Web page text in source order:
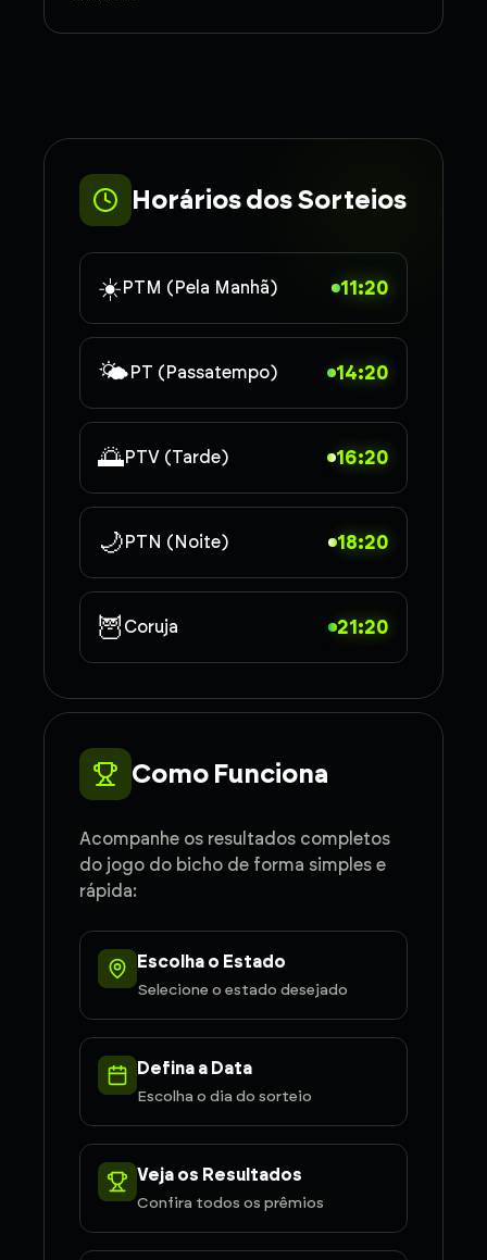
Horários dos Sorteios
☀️PTM (Pela Manhã) 11:20
🌤️PT (Passatempo) 14:20
🌅PTV (Tarde) 16:20
🌙PTN (Noite) 18:20
🦉 Coruja 21:20
Como Funciona
Acompanhe os resultados completos
do jogo do bicho de forma simples e
rápida:
Escolha o Estado
Selecione o estado desejado
Defina a Data
Escolha o dia do sorteio
Veja os Resultados
Confira todos os prêmios